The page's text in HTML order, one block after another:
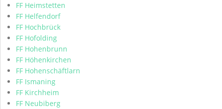
FF Heimstetten
FF Helfendorf
FF Hochbrück
FF Hofolding
FF Hohenbrunn
FF Höhenkirchen
FF Hohenschäftlarn
FF Ismaning
FF Kirchheim
FF Neubiberg